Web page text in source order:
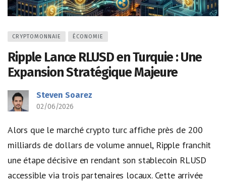
CRYPTOMONNAIE ÉCONOMIE
Ripple Lance RLUSD en Turquie : Une
Expansion Stratégique Majeure
Steven Soarez
02/06/2026
Alors que le marché crypto turc affiche près de 200
milliards de dollars de volume annuel, Ripple franchit
une étape décisive en rendant son stablecoin RLUSD
accessible via trois partenaires locaux. Cette arrivée